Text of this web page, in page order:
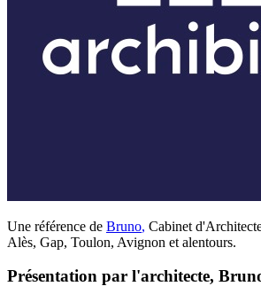
Une référence de Bruno, Cabinet
Alès, Gap, Toulon, Avignon et alentours.
Présentation par l'architecte,